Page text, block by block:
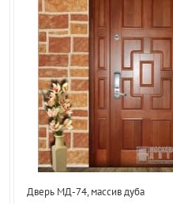
Дверь МД-74, массив дуба